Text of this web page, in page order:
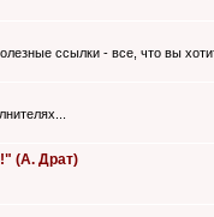
ссылки - все, что вы
(А. Драт)